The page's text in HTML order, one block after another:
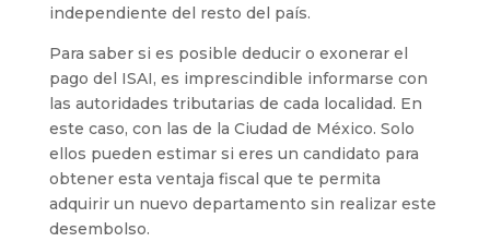
independiente del resto del país.
Para saber si es posible deducir o exonerar el
pago del ISAI, es imprescindible informarse con
las autoridades tributarias de cada localidad. En
este caso, con las de la Ciudad de México. Solo
ellos pueden estimar si eres un candidato para
obtener esta ventaja fiscal que te permita
adquirir un nuevo departamento sin realizar este
desembolso.